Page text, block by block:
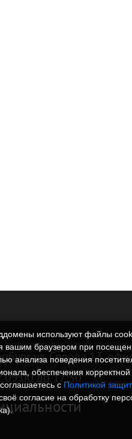
ул. Седова 13,
09:00 до 17:30
используют файлы
вашим браузером при
анализа поведения
обеспечения
с Политикой
согласие на обработку